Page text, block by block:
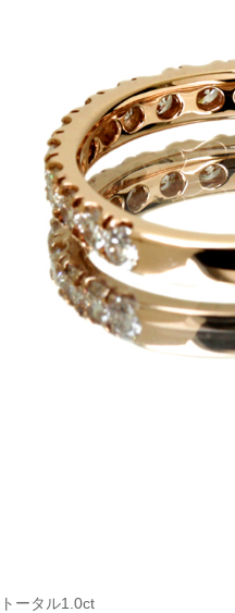
トータル1.0ct